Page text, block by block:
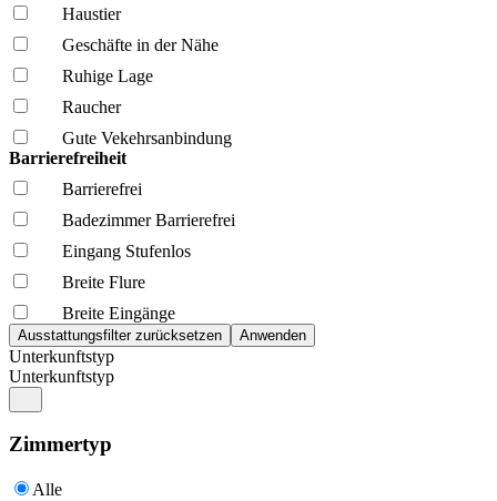
Haustier
Geschäfte in der Nähe
Ruhige Lage
Raucher
Gute Vekehrsanbindung
Barrierefreiheit
Barrierefrei
Badezimmer Barrierefrei
Eingang Stufenlos
Breite Flure
Breite Eingänge
Unterkunftstyp
Unterkunftstyp
Zimmertyp
Alle